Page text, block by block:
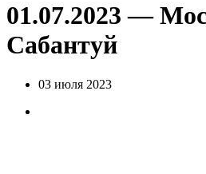
01.07.2023 —
Сабантуй
03 июля 2023